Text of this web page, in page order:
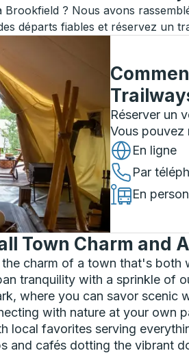
? Nous avons
départs fiables et réservez un
Réserver un
Vous pouvez
En ligne
Par
En
Town Charm and
charm of a town that's
tranquility with a sprinkle of
where you can savor scenic
with nature at your own
local favorites serving
and cafés dotting the vibrant